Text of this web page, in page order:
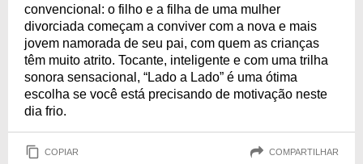
convencional: o filho e a filha de uma mulher
divorciada começam a conviver com a nova e mais
jovem namorada de seu pai, com quem as crianças
têm muito atrito. Tocante, inteligente e com uma trilha
sonora sensacional, “Lado a Lado” é uma ótima
escolha se você está precisando de motivação neste
dia frio.
COPIAR COMPARTILHAR